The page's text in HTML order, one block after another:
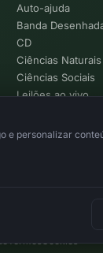
Auto-ajuda
Banda
CD
Ciências Naturais
Ciências Sociais
Leilões ao vivo
TermosCookies
e personalizar